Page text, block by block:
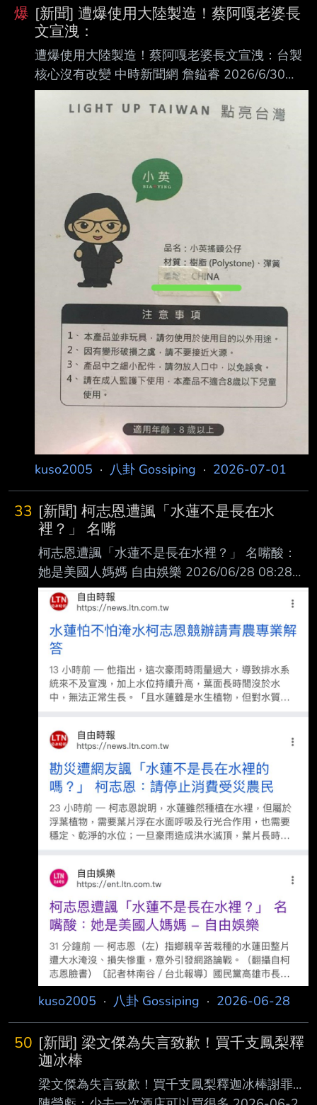
爆 [新聞] 遭爆使用大陸製造！蔡阿嘎老婆長
文宣洩：
遭爆使用大陸製造！蔡阿嘎老婆長文宣洩：台製
核心沒有改變 中時新聞網 詹鎰睿 2026/6/30
23:11 台灣YouTube網紅蔡阿嘎，憑藉愛台灣的
形象走紅，吸引粉絲長年力挺，結果老婆二伯堅
一夕全毀。對此，二伯也在晚間長文回應了。 二
伯30日透過社群長文寫下心聲，分享創業至今所
體驗的心路歷程，包含研究材質、布料 、版型，
再到生產流程，「每一步都是靠著一次又一次訪
廠、開會、學習慢慢累積起來的 。」也逐漸讓她
kuso2005 · 八卦 Gossiping · 2026-07-01
33 [新聞] 柯志恩遭諷「水蓮不是長在水
裡？」 名嘴
柯志恩遭諷「水蓮不是長在水裡？」 名嘴酸：
她是美國人媽媽 自由娛樂 2026/06/28 08:28
〔記者林南谷／台北報導〕國民黨高雄市長候選
人柯志恩近日到美濃視察災情，看到一片 水蓮
田被淹沒，發文指鄉親辛苦栽種的水蓮田整片遭
大水淹沒、損失慘重，遭網友嘲諷「 水蓮不是
長在水裡的嗎？」對此，柯志恩昨（27）日澄清
說，水蓮雖種植在水裡，但葉片 要浮在水面呼
吸及進行光合作用，她最在意的不是個人遭受多
真實發生的災損看作笑話。 對此，電視名嘴、
資深媒體人張益贍在臉書發文評
kuso2005 · 八卦 Gossiping · 2026-06-28
50 [新聞] 梁文傑為失言致歉！買千支鳳梨釋
迦冰棒
梁文傑為失言致歉！買千支鳳梨釋迦冰棒謝罪…